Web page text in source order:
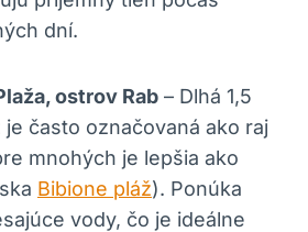
dní.
ostrov Rab – Dlhá 1,5
je často označovaná ako raj
mnohých je lepšia ako
Bibione pláž). Ponúka
vody, čo je ideálne